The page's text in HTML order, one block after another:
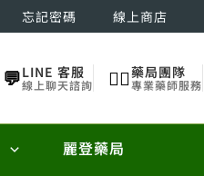
忘記密碼 線上商店
💬LINE 客服
線上聊天諮詢 👨‍⚕️藥局團隊
專業藥師服務
麗登藥局